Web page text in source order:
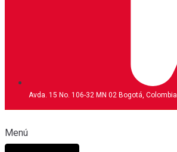
Avda. 15 No. 106-32 MN 02 Bogotá, Colombia
Menú